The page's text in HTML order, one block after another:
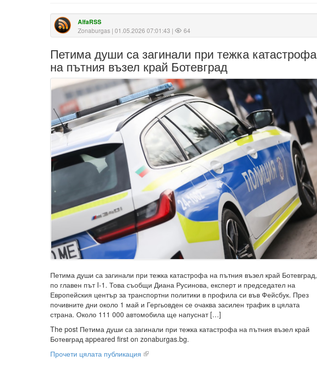
AlfaRSS
Zonaburgas | 01.05.2026 07:01:43 | 64
Петима души са загинали при тежка катастрофа
на пътния възел край Ботевград
Петима души са загинали при тежка катастрофа на пътния възел край Ботевград,
по главен път I-1. Това съобщи Диана Русинова, експерт и председател на
Европейския център за транспортни политики в профила си във Фейсбук. През
почивните дни около 1 май и Гергьовден се очаква засилен трафик в цялата
страна. Около 111 000 автомобила ще напуснат […]
The post Петима души са загинали при тежка катастрофа на пътния възел край
Ботевград appeared first on zonaburgas.bg.
Прочети цялата публикация